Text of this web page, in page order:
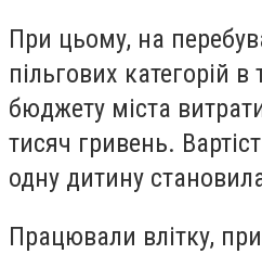
При цьому, на
пільгових категорій
бюджету міста
тисяч гривень.
одну дитину
Працювали влітку,